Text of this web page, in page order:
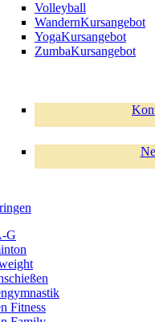
Volleyball
WandernKursangebot
YogaKursangebot
ZumbaKursangebot
G
Fitness